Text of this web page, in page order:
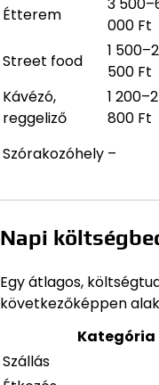
Étterem
000 Ft
Street food
1 500–2
500 Ft
Kávézó,
reggeliző
1 200–2
800 Ft
Szórakozóhely –
Napi
Egy átlagos,
következőképpen
Kategória
Szállás